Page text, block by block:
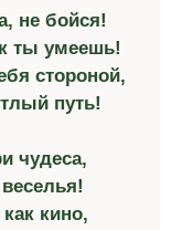
не бойся!
ты умеешь!
стороной,
путь!
чудеса,
кино,